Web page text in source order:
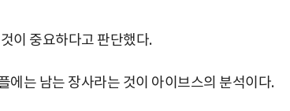
이 중요하다고 판단했다.
에는 남는 장사라는 것이 아이브스의 분석이다.